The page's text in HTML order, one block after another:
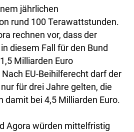
jährlichen
rund 100 Terawattstunden.
rechnen vor, dass der
diesem Fall für den Bund
Milliarden Euro
EU-Beihilferecht darf der
für drei Jahre gelten, die
damit bei 4,5 Milliarden Euro.
Agora würden mittelfristig